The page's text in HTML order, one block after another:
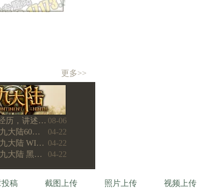
更多>>
08-06
历，讲述…
04-22
大陆60…
04-22
大陆 WI…
04-22
大陆 黑…
稿 截图上传 照片上传 视频上传